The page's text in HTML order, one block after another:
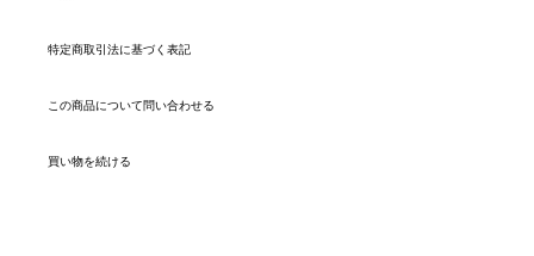
特定商取引法に基づく表記
この商品について問い合わせる
買い物を続ける